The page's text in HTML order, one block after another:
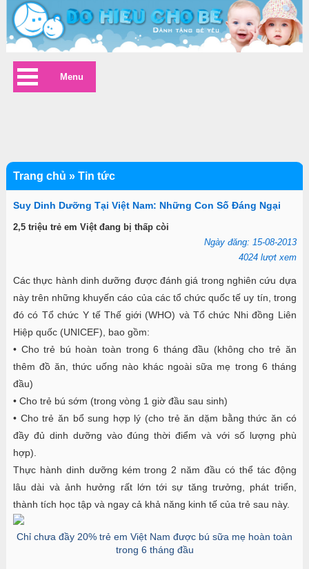
Suy Dinh Dưỡng Tại Việt Nam: Những Con Số Đáng Ngại
2,5 triệu trẻ em Việt đang bị thấp còi
Ngày đăng: 15-08-2013
4024 lượt xem
Các thực hành dinh dưỡng được đánh giá trong nghiên cứu dựa
này trên những khuyến cáo của các tổ chức quốc tế uy tín, trong
đó có Tổ chức Y tế Thế giới (WHO) và Tổ chức Nhi đồng Liên
Hiệp quốc (UNICEF), bao gồm:
• Cho trẻ bú hoàn toàn trong 6 tháng đầu (không cho trẻ ăn
thêm đồ ăn, thức uống nào khác ngoài sữa mẹ trong 6 tháng
đầu)
• Cho trẻ bú sớm (trong vòng 1 giờ đầu sau sinh)
• Cho trẻ ăn bổ sung hợp lý (cho trẻ ăn dặm bằng thức ăn có
đầy đủ dinh dưỡng vào đúng thời điểm và với số lượng phù
hợp).
Thực hành dinh dưỡng kém trong 2 năm đầu có thể tác động
lâu dài và ảnh hưởng rất lớn tới sự tăng trưởng, phát triển,
thành tích học tập và ngay cả khả năng kinh tế của trẻ sau này.
Chỉ chưa đầy 20% trẻ em Việt Nam được bú sữa mẹ hoàn toàn
trong 6 tháng đầu
Trang chủ » Tin tức
Menu